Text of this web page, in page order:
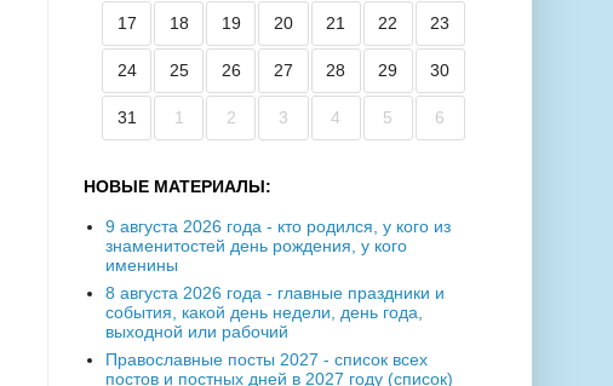
17 18 19 20 21 22 23
24 25 26 27 28 29 30
31 1 2 3 4 5 6
НОВЫЕ МАТЕРИАЛЫ:
9 августа 2026 года - кто родился, у кого из
знаменитостей день рождения, у кого
именины
8 августа 2026 года - главные праздники и
события, какой день недели, день года,
выходной или рабочий
Православные посты 2027 - список всех
постов и постных дней в 2027 году (список)